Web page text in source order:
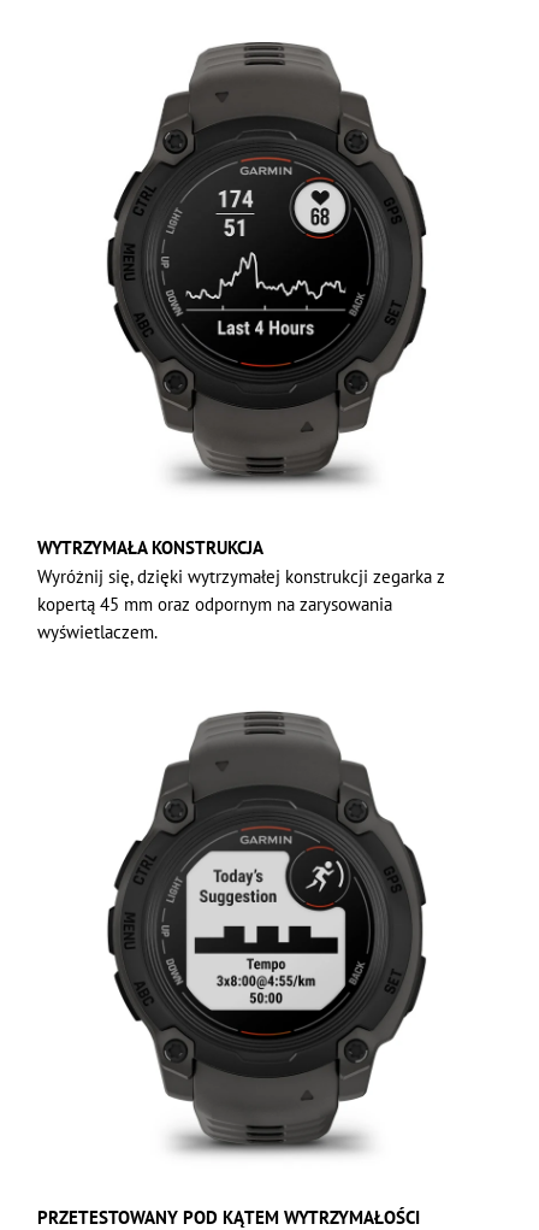
WYTRZYMAŁA KONSTRUKCJA
Wyróżnij się, dzięki wytrzymałej konstrukcji zegarka z
kopertą 45 mm oraz odpornym na zarysowania
wyświetlaczem.
PRZETESTOWANY POD KĄTEM WYTRZYMAŁOŚCI